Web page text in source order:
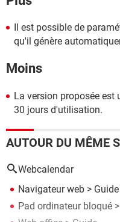
Il est possible de
qu'il génère
Moins
La version proposée est
30 jours d'utilisation.
AUTOUR DU MÊME
Webcalendar
Navigateur web > Guide
Pad ordinateur bloqué